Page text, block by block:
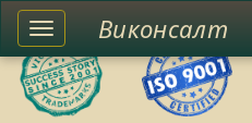
Toggle
left
sidebar
Виконсалт